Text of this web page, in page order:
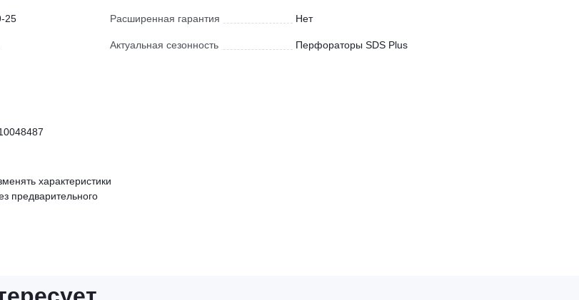
25 Расширенная гарантия Нет
Актуальная сезонность Перфораторы SDS Plus
характеристики
предварительного